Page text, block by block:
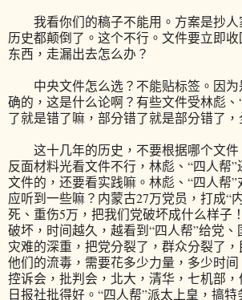
我看你们的稿子不能用。方案是抄人
历史都颠倒了。这个不行。文件要立即
东西，走漏出去怎么办？
中央文件怎么选？不能贴标签。因为
确的，这是什么论啊？有些文件受林彪、
了就是错了嘛，部分错了就是部分错了，
这十几年的历史，不要根据哪个文件
反面材料光看文件不行，林彪、“四人帮
文件的，还要看实践嘛。林彪、“四人帮
应听到一些嘛？内蒙古27万党员，打成“
死、重伤5万，把我们党破坏成什么样子
破坏，时间越久，越看到“四人帮”给党
灾难的深重，把党分裂了，群众分裂了
他们的流毒，需要花多少力量，多少时
控诉会，批判会，北大，清华，七机部
日报社批得好。“四人帮”派太上皇，搞